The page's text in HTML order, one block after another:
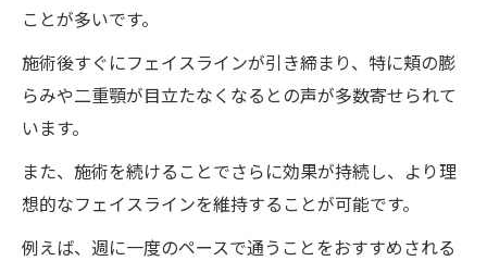
ことが多いです。
施術後すぐにフェイスラインが引き締まり、特に頬の膨
らみや二重顎が目立たなくなるとの声が多数寄せられて
います。
また、施術を続けることでさらに効果が持続し、より理
想的なフェイスラインを維持することが可能です。
例えば、週に一度のペースで通うことをおすすめされる